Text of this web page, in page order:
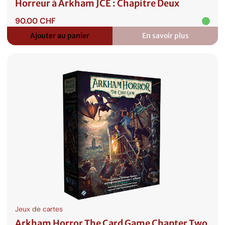
Horreur à Arkham JCE : Chapitre Deux
90.00CHF
Ajouter au panier En savoir plus
:
Horreur
Jeux de cartes